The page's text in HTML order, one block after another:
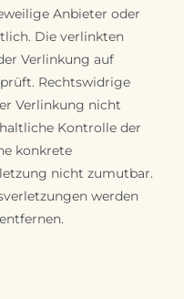
Anbieter oder
Die verlinkten
Verlinkung auf
Rechtswidrige
Verlinkung nicht
Kontrolle der
konkrete
nicht zumutbar.
werden